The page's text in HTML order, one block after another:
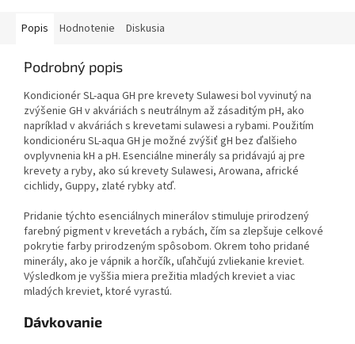
Popis Hodnotenie Diskusia
Podrobný popis
Kondicionér SL-aqua GH pre krevety Sulawesi bol vyvinutý na
zvýšenie GH v akváriách s neutrálnym až zásaditým pH, ako
napríklad v akváriách s krevetami sulawesi a rybami. Použitím
kondicionéru SL-aqua GH je možné zvýšiť gH bez ďalšieho
ovplyvnenia kH a pH. Esenciálne minerály sa pridávajú aj pre
krevety a ryby, ako sú krevety Sulawesi, Arowana, africké
cichlidy, Guppy, zlaté rybky atď.
Pridanie týchto esenciálnych minerálov stimuluje prirodzený
farebný pigment v krevetách a rybách, čím sa zlepšuje celkové
pokrytie farby prirodzeným spôsobom. Okrem toho pridané
minerály, ako je vápnik a horčík, uľahčujú zvliekanie kreviet.
Výsledkom je vyššia miera prežitia mladých kreviet a viac
mladých kreviet, ktoré vyrastú.
Dávkovanie